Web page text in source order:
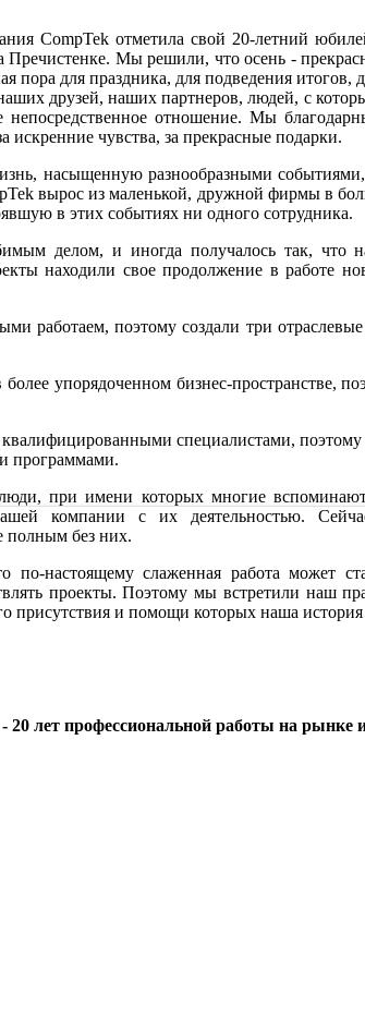
CompTek отметила свой 20-летний
Мы решили, что осень -
пора для праздника, для подведения итогов,
друзей, наших партнеров, людей, с
непосредственное отношение. Мы
искренние чувства, за прекрасные подарки.
насыщенную разнообразными
вырос из маленькой, дружной фирмы в
в этих событиях ни одного сотрудника.
делом, и иногда получалось так, что
находили свое продолжение в работе
работаем, поэтому создали три
упорядоченном бизнес-пространстве,
специалистами,
программами.
при имени которых многие вспоминают
компании с их деятельностью.
полным без них.
настоящему слаженная работа может
проекты. Поэтому мы встретили наш
присутствия и помощи которых наша
20 лет профессиональной работы на